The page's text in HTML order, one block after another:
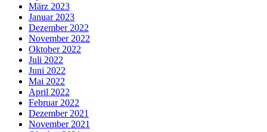
März 2023
Januar 2023
Dezember 2022
November 2022
Oktober 2022
Juli 2022
Juni 2022
Mai 2022
April 2022
Februar 2022
Dezember 2021
November 2021